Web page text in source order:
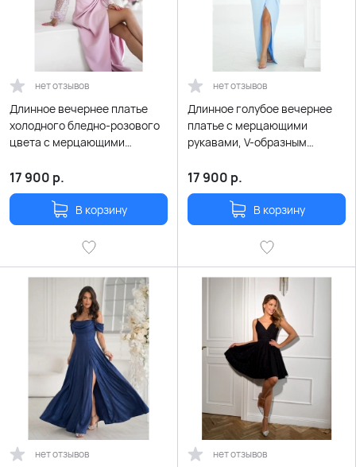
нет отзывов
Длинное вечернее платье
холодного бледно-розового
цвета с мерцающими
декольте и разрезом
17 900 р.
В корзину
нет отзывов
Длинное голубое вечернее
платье с мерцающими
рукавами, V-образным
17 900 р.
В корзину
нет отзывов нет отзывов